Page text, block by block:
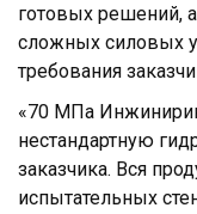
готовых решений,
сложных силовых
требования
«70 МПа
нестандартную
заказчика. Вся
испытательных